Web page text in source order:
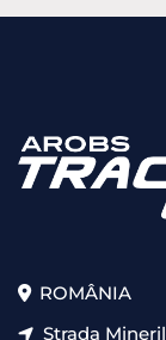
ROMÂNIA
Strada